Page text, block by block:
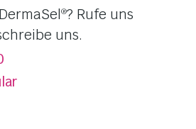
®? Rufe uns
uns.